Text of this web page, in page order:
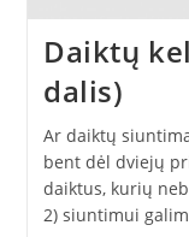
Daiktų
dalis)
Ar daiktų
bent dėl dviejų
daiktus, kurių
2) siuntimui